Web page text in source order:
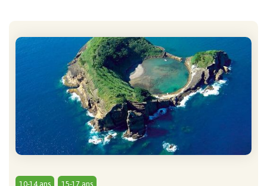
10-14 ans 15-17 ans